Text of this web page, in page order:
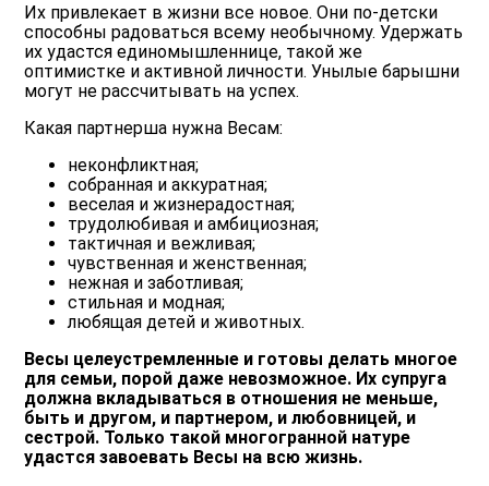
Их привлекает в жизни все новое. Они по-детски
способны радоваться всему необычному. Удержать
их удастся единомышленнице, такой же
оптимистке и активной личности. Унылые барышни
могут не рассчитывать на успех.
Какая партнерша нужна Весам:
неконфликтная;
собранная и аккуратная;
веселая и жизнерадостная;
трудолюбивая и амбициозная;
тактичная и вежливая;
чувственная и женственная;
нежная и заботливая;
стильная и модная;
любящая детей и животных.
Весы целеустремленные и готовы делать многое
для семьи, порой даже невозможное. Их супруга
должна вкладываться в отношения не меньше,
быть и другом, и партнером, и любовницей, и
сестрой. Только такой многогранной натуре
удастся завоевать Весы на всю жизнь.